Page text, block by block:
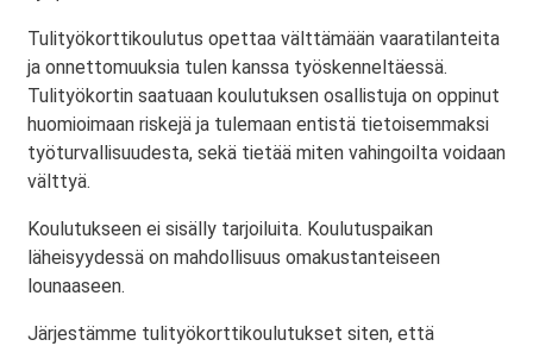
Tulityökorttikoulutus opettaa välttämään vaaratilanteita
ja onnettomuuksia tulen kanssa työskenneltäessä.
Tulityökortin saatuaan koulutuksen osallistuja on oppinut
huomioimaan riskejä ja tulemaan entistä tietoisemmaksi
työturvallisuudesta, sekä tietää miten vahingoilta voidaan
välttyä.
Koulutukseen ei sisälly tarjoiluita. Koulutuspaikan
läheisyydessä on mahdollisuus omakustanteiseen
lounaaseen.
Järjestämme tulityökorttikoulutukset siten, että